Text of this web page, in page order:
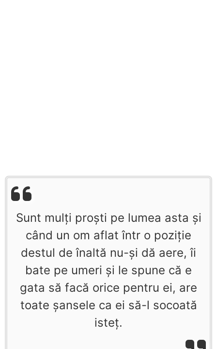
Sunt mulţi proşti pe lumea asta şi
când un om aflat într o poziţie
destul de înaltă nu-şi dă aere, îi
bate pe umeri şi le spune că e
gata să facă orice pentru ei, are
toate şansele ca ei să-l socoată
isteţ.